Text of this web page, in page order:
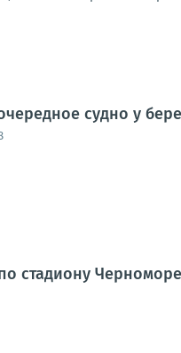
судно у
стадиону